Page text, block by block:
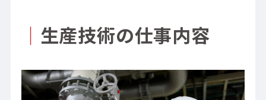
｜ 生産技術の仕事内容